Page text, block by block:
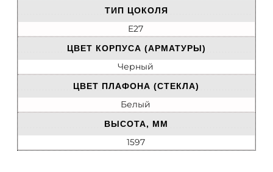
ТИП ЦОКОЛЯ
E27
ЦВЕТ КОРПУСА (АРМАТУРЫ)
Черный
ЦВЕТ ПЛАФОНА (СТЕКЛА)
Белый
ВЫСОТА, ММ
1597